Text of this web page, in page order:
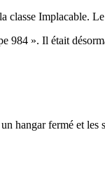
classe Implacable.
984 ». Il était
hangar fermé et les